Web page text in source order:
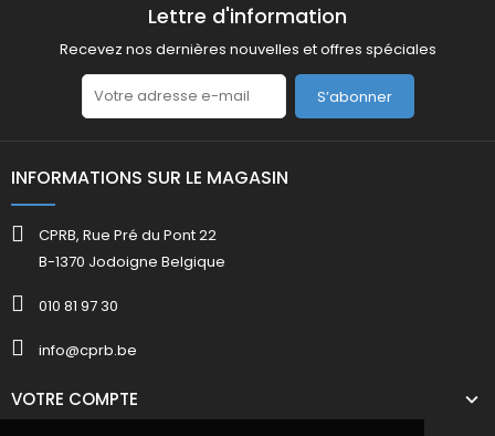
Lettre d'information
Recevez nos dernières nouvelles et offres spéciales
S’abonner
INFORMATIONS SUR LE MAGASIN
CPRB, Rue Pré du Pont 22
B-1370 Jodoigne Belgique
010 81 97 30
info@cprb.be
VOTRE COMPTE